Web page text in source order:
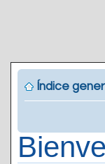
Índice